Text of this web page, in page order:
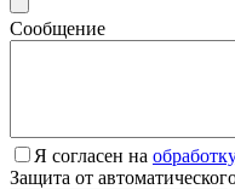
Сообщение
Я согласен на
Защита от